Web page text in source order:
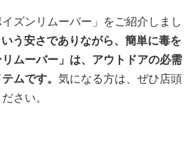
ズンリムーバー」をご紹介しまし
う安さでありながら、簡単に毒を
ムーバー」は、アウトドアの必需
ムです。 気になる方は、ぜひ店頭
さい。